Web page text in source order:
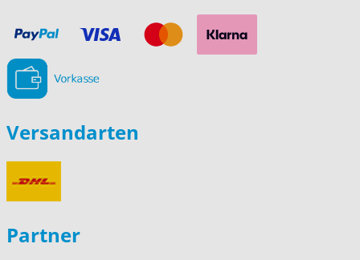
Versandarten
Partner